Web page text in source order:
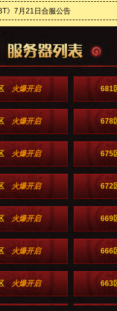
》7月21日合服公告
火爆开启 681
火爆开启 678
火爆开启 675
火爆开启 672
火爆开启 669
火爆开启 666
火爆开启 663